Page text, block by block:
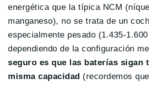
energética que la típica NCM
manganeso), no se trata de un
especialmente pesado (1.435-
dependiendo de la configuración
seguro es que las baterías sigan
misma capacidad (recordemos